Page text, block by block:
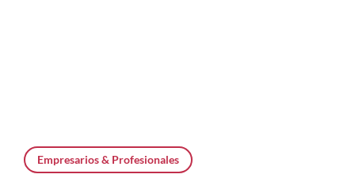
Empresarios & Profesionales